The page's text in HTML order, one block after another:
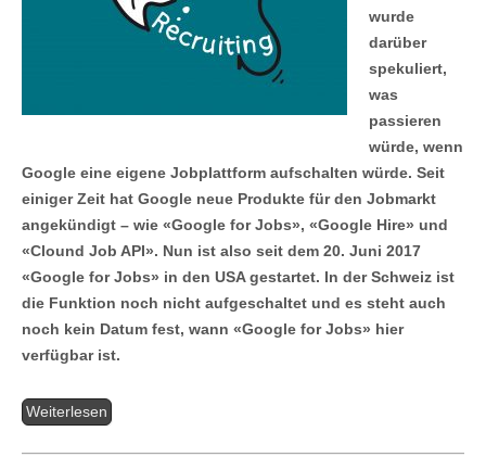
wurde
darüber
spekuliert,
was
passieren
würde, wenn
Google eine eigene Jobplattform aufschalten würde. Seit
einiger Zeit hat Google neue Produkte für den Jobmarkt
angekündigt – wie «Google for Jobs», «Google Hire» und
«Clound Job API». Nun ist also seit dem 20. Juni 2017
«Google for Jobs» in den USA gestartet. In der Schweiz ist
die Funktion noch nicht aufgeschaltet und es steht auch
noch kein Datum fest, wann «Google for Jobs» hier
verfügbar ist.
Weiterlesen